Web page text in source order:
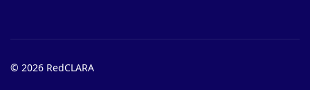
© 2026 RedCLARA